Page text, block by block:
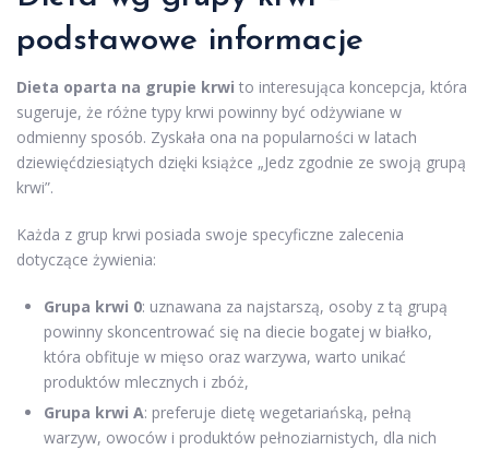
podstawowe informacje
Dieta oparta na grupie krwi to interesująca koncepcja, która
sugeruje, że różne typy krwi powinny być odżywiane w
odmienny sposób. Zyskała ona na popularności w latach
dziewięćdziesiątych dzięki książce „Jedz zgodnie ze swoją grupą
krwi”.
Każda z grup krwi posiada swoje specyficzne zalecenia
dotyczące żywienia:
Grupa krwi 0: uznawana za najstarszą, osoby z tą grupą
powinny skoncentrować się na diecie bogatej w białko,
która obfituje w mięso oraz warzywa, warto unikać
produktów mlecznych i zbóż,
Grupa krwi A: preferuje dietę wegetariańską, pełną
warzyw, owoców i produktów pełnoziarnistych, dla nich